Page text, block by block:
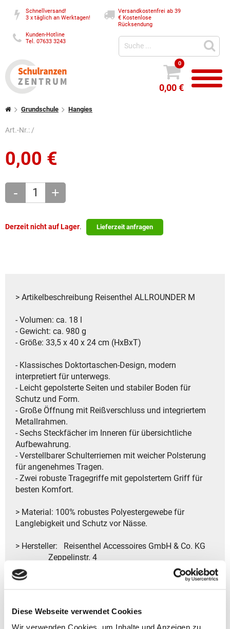
Diese Webseite verwendet Cookies
Wir verwenden Cookies, um Inhalte und Anzeigen zu
Schnellversand!
3 x täglich an Werktagen!
Versandkostenfrei ab 39
€Kostenlose
Rücksendung
Kunden-Hotline
Tel. 07633 3243
0
0,00 €
Grundschule Hangies
Art.-Nr.:/
0,00 €
- +
Derzeit nicht auf Lager. Lieferzeit anfragen
> Artikelbeschreibung Reisenthel ALLROUNDER M
- Volumen: ca. 18 l
- Gewicht: ca. 980 g
- Größe: 33,5 x 40 x 24 cm (HxBxT)
- Klassisches Doktortaschen-Design, modern
interpretiert für unterwegs.
- Leicht gepolsterte Seiten und stabiler Boden für
Schutz und Form.
- Große Öffnung mit Reißverschluss und integriertem
Metallrahmen.
- Sechs Steckfächer im Inneren für übersichtliche
Aufbewahrung.
- Verstellbarer Schulterriemen mit weicher Polsterung
für angenehmes Tragen.
- Zwei robuste Tragegriffe mit gepolstertem Griff für
besten Komfort.
> Material: 100% robustes Polyestergewebe für
Langlebigkeit und Schutz vor Nässe.
> Hersteller: Reisenthel Accessoires GmbH & Co. KG
Zeppelinstr. 4
82205 Gilching
Deutschland
Fax: +49 8105 77292-920
E-Mail: service@reisenthel.com